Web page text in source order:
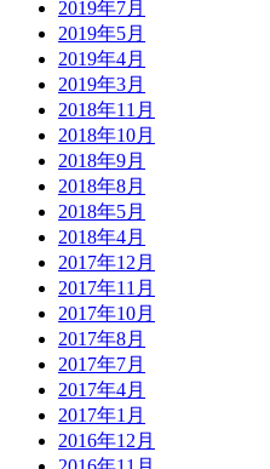
2019年7月
2019年5月
2019年4月
2019年3月
2018年11月
2018年10月
2018年9月
2018年8月
2018年5月
2018年4月
2017年12月
2017年11月
2017年10月
2017年8月
2017年7月
2017年4月
2017年1月
2016年12月